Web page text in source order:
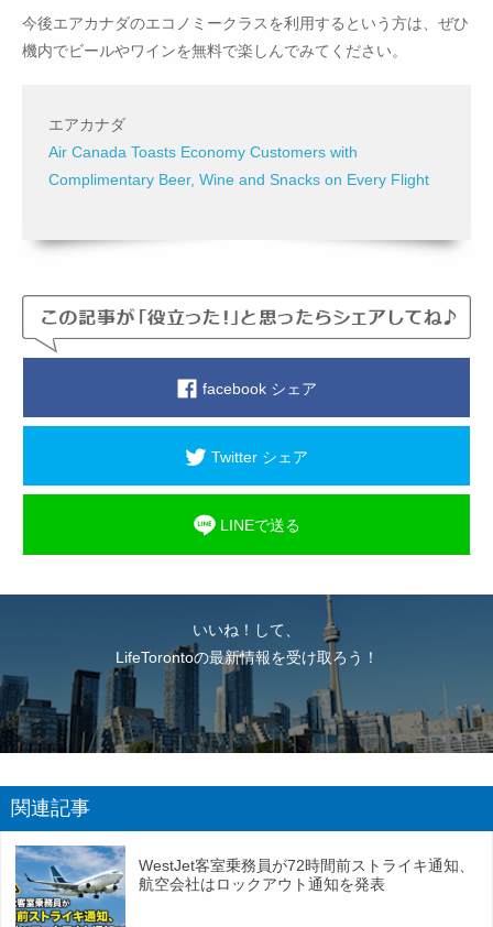
今後エアカナダのエコノミークラスを利用するという方は、ぜひ
機内でビールやワインを無料で楽しんでみてください。
エアカナダ
Air Canada Toasts Economy Customers with
Complimentary Beer, Wine and Snacks on Every Flight
facebook シェア
Twitter シェア
LINEで送る
いいね！して、
LifeTorontoの最新情報を受け取ろう！
関連記事
WestJet客室乗務員が72時間前ストライキ通知、
航空会社はロックアウト通知を発表